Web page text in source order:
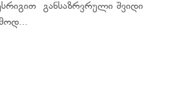
განსაზრვრული შვიდი